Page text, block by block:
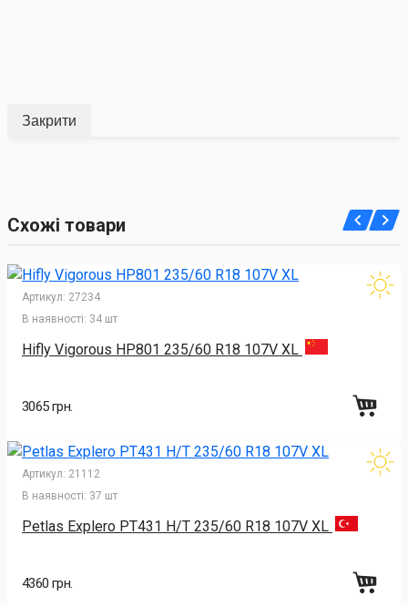
Закрити
Схожі товари
Артикул: 27234
В наявності: 34 шт
Hifly Vigorous HP801 235/60 R18 107V XL
3065 грн.
Артикул: 21112
В наявності: 37 шт
Petlas Explero PT431 H/T 235/60 R18 107V XL
4360 грн.